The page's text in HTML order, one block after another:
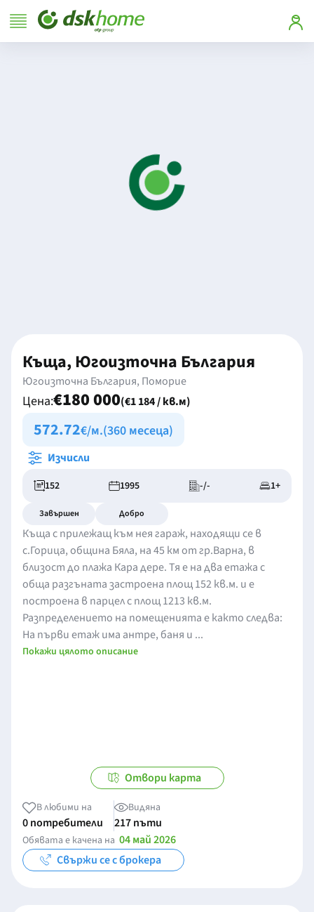
Къща, Югоизточна България
Югоизточна България, Поморие
Цена:€180 000(€1 184 / кв.м)
572.72€/м.(360 месеца)
Изчисли
152 1995 -/- 1+
Завършен Добро
Къща с прилежащ към нея гараж, находящи се в
с.Горица, община Бяла, на 45 км от гр.Варна, в
близост до плажа Кара дере. Тя е на два етажа с
обща разгъната застроена площ 152 кв.м. и е
построена в парцел с площ 1213 кв.м.
Разпределението на помещенията е както следва:
На първи етаж има антре, баня и ...
Покажи цялото описание
Отвори карта
В любими на
0 потребители
Видяна
217 пъти
Обявата е качена на 04 май 2026
Свържи се с брокера